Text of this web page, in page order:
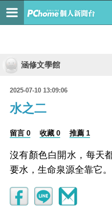
涵修文學館
2025-07-10 13:09:06
水之二
留言 0 收藏 0 推薦 1
沒有顏色白開水，每天
要水，生命泉源全靠它。